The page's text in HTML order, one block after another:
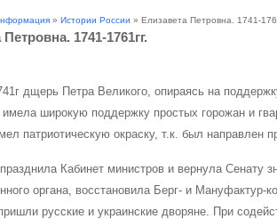
» Истории России » Елизавета Петровна. 1741-
1741-1761гг.
дщерь Петра Великого, опираясь на
широкую поддержку простых горожан и
патриотическую окраску, т.к. был направлен
Кабинет министров и вернула Сенату
органа, восстановила Берг- и Мануфактур-
русские и украинские дворяне. При